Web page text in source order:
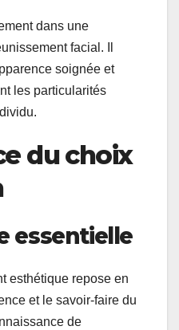
dans une
facial. Il
soignée et
les particularités
du choix
essentielle
esthétique repose en
et le savoir-faire du
de